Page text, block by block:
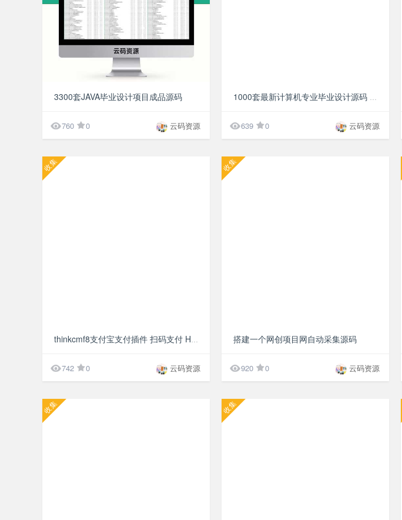
3300套JAVA毕业设计项目成品源码
760 0 云码资源 639 0 云码资源
收集
742 0 云码资源
收集
搭建一个网创项目网自动采集源码
920 0 云码资源
收集 收集